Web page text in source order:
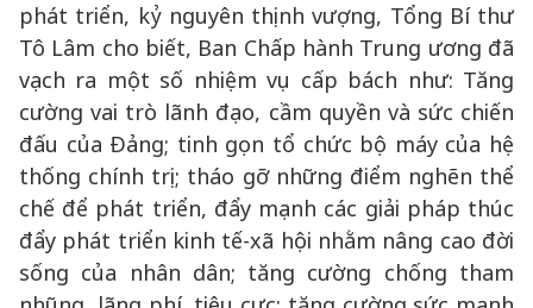
phát triển, kỷ nguyên thịnh vượng, Tổng Bí thư
Tô Lâm cho biết, Ban Chấp hành Trung ương đã
vạch ra một số nhiệm vụ cấp bách như: Tăng
cường vai trò lãnh đạo, cầm quyền và sức chiến
đấu của Đảng; tinh gọn tổ chức bộ máy của hệ
thống chính trị; tháo gỡ những điểm nghẽn thể
chế để phát triển, đẩy mạnh các giải pháp thúc
đẩy phát triển kinh tế-xã hội nhằm nâng cao đời
sống của nhân dân; tăng cường chống tham